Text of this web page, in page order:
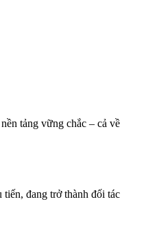
tảng vững chắc – cả về
đang trở thành đối tác